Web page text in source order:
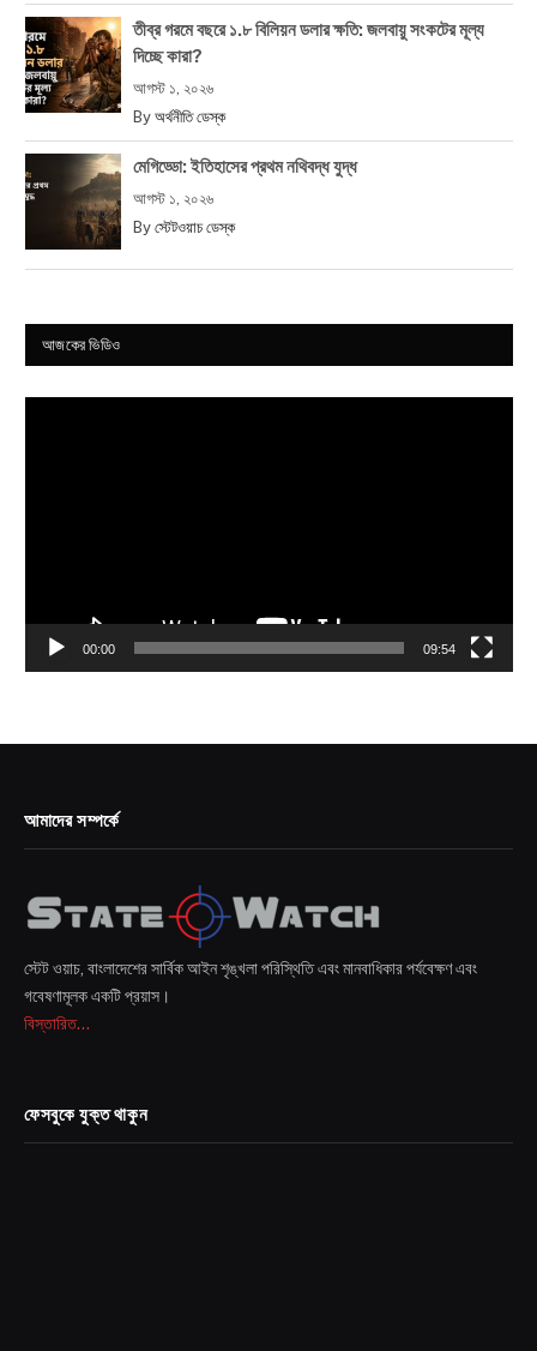
তীব্র গরমে বছরে ১.৮ বিলিয়ন ডলার ক্ষতি: জলবায়ু সংকটের মূল্য
দিচ্ছে কারা?
আগস্ট ১, ২০২৬
By অর্থনীতি ডেস্ক
মেগিড্ডো: ইতিহাসের প্রথম নথিবদ্ধ যুদ্ধ
আগস্ট ১, ২০২৬
By স্টেটওয়াচ ডেস্ক
আজকের ভিডিও
00:00 09:54
আমাদের সম্পর্কে
স্টেট ওয়াচ, বাংলাদেশের সার্বিক আইন শৃঙ্খলা পরিস্থিতি এবং মানবাধিকার পর্যবেক্ষণ এবং
গবেষণামূলক একটি প্রয়াস।
বিস্তারিত...
ফেসবুকে যুক্ত থাকুন